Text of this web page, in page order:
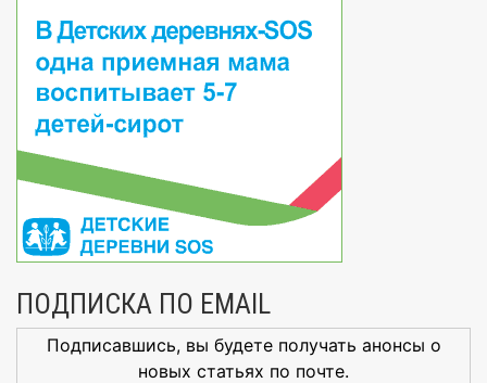
ПОДПИСКА ПО EMAIL
Подписавшись, вы будете получать анонсы о
новых статьях по почте.